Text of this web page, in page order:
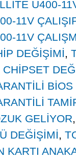
U400-
11V
11V
DEĞİŞİMİ,
BİOS
GELİYOR
DEĞİŞİMİ,
KARTI